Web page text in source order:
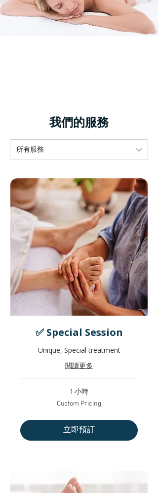
我們的服務
所有服務
✅ Special Session
Unique, Special treatment
閱讀更多
1 小時
Custom Pricing
立即預訂